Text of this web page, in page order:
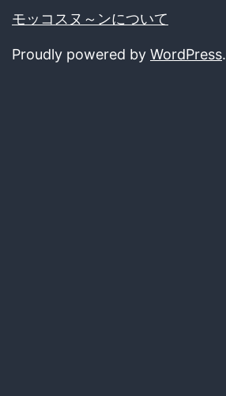
モッコスヌ～ンについて
Proudly powered by WordPress.